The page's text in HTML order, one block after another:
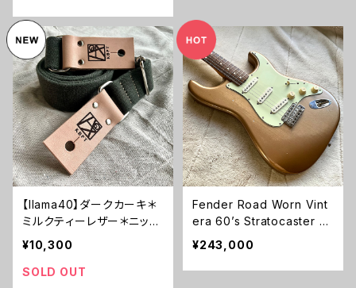
【llama40】ダークカーキ＊
ミルクティーレザー＊ニッケ
ル金具【ピン径8mm/柔らか
くて厚い綿のギターストラッ
プ/dkmktn1LM】
¥10,300
SOLD OUT
Fender Road Worn Vint
era 60’s Stratocaster 工
房Path <FULL-TUNE> M
OD.【委託中古品】
¥243,000